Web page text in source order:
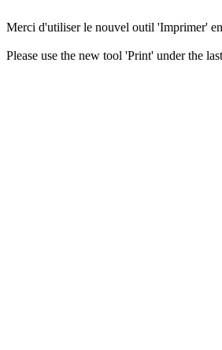
Merci d'utiliser le nouvel outil 'Imprimer'
Please use the new tool 'Print' under the